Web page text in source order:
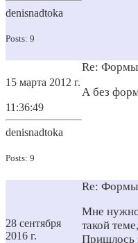
denisnadtoka
Posts: 9
15 марта 2012 г.
11:36:49
denisnadtoka
Posts: 9
Re: Формы
А без
28 сентября
2016 г.
Re: Формы
Мне нужно
такой
Пришлось